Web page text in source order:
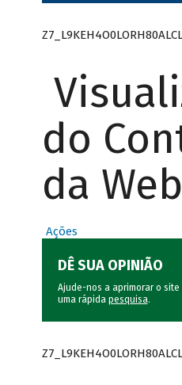
do
da Web
Ações
DÊ SUA OPINIÃO
Ajude-nos a aprimorar o site
uma rápida pesquisa.